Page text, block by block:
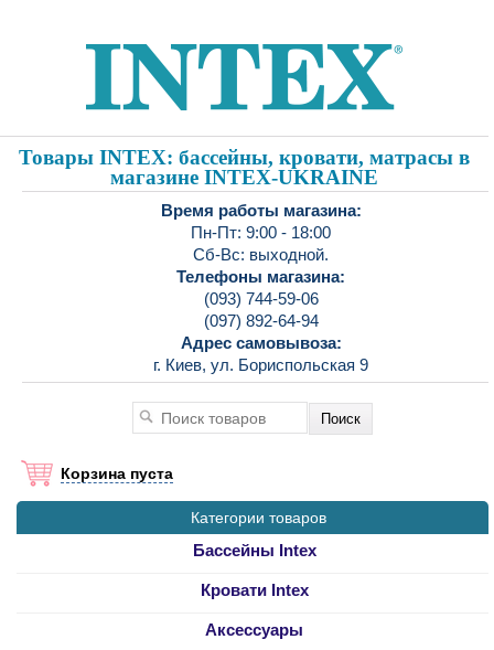
Товары INTEX: бассейны, кровати, матрасы в
магазине INTEX-UKRAINE
Время работы магазина:
Пн-Пт: 9:00 - 18:00
Сб-Вс: выходной.
Телефоны магазина:
(093) 744-59-06
(097) 892-64-94
Адрес самовывоза:
г. Киев, ул. Бориспольская 9
Корзина пуста
Категории товаров
Бассейны Intex
Кровати Intex
Аксессуары